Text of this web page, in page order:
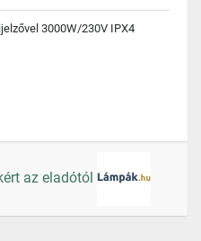
3000W/230V IPX4
az eladótól